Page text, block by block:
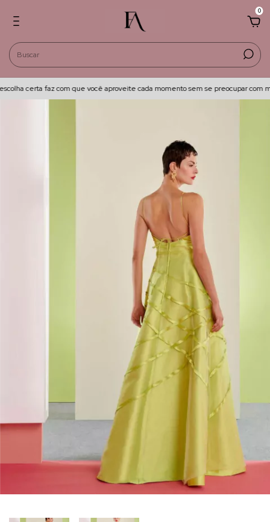
0
certa faz com que você aproveite cada momento sem se preocupar com